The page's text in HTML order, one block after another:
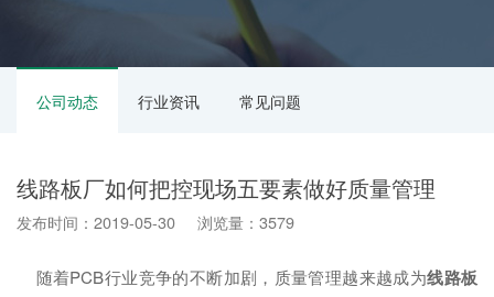
公司动态 行业资讯 常见问题
线路板厂如何把控现场五要素做好质量管理
发布时间：2019-05-30 浏览量：3579
随着PCB行业竞争的不断加剧，质量管理越来越成为线路板